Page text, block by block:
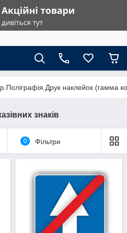
наклейок (гамма
знаків
0 Фільтри